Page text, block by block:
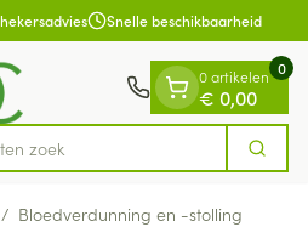
Snelle beschikbaarheid
Zoek
0 artikelen
€ 0,00
0
/ Bloedverdunning en -stolling